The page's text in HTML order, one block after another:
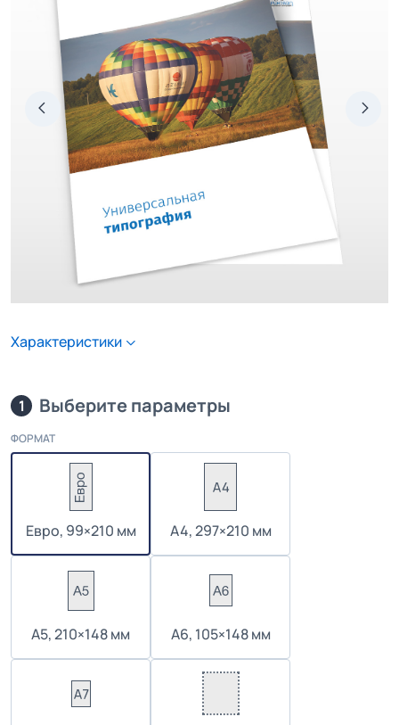
Характеристики
1 Выберите параметры
ФОРМАТ
Евро, 99×210 мм А4, 297×210 мм
А5, 210×148 мм А6, 105×148 мм